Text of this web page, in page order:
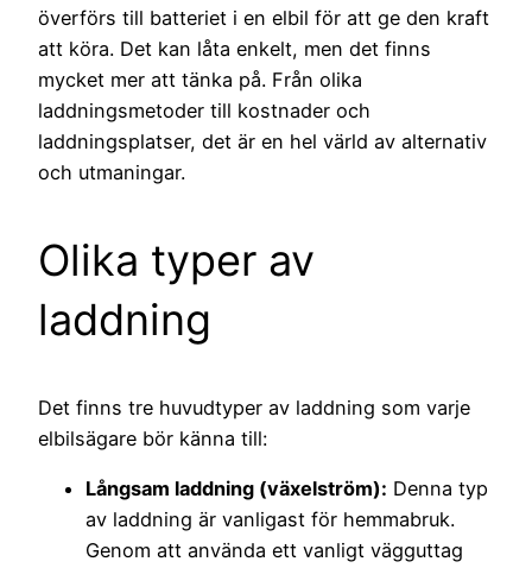
överförs till batteriet i en elbil för att ge den kraft
att köra. Det kan låta enkelt, men det finns
mycket mer att tänka på. Från olika
laddningsmetoder till kostnader och
laddningsplatser, det är en hel värld av alternativ
och utmaningar.
Olika typer av
laddning
Det finns tre huvudtyper av laddning som varje
elbilsägare bör känna till:
Långsam laddning (växelström): Denna typ
av laddning är vanligast för hemmabruk.
Genom att använda ett vanligt vägguttag